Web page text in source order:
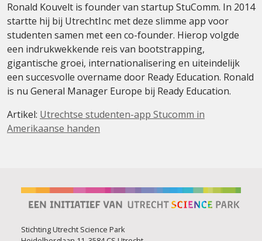
Ronald Kouvelt is founder van startup StuComm. In 2014
startte hij bij UtrechtInc met deze slimme app voor
studenten samen met een co-founder. Hierop volgde
een indrukwekkende reis van bootstrapping,
gigantische groei, internationalisering en uiteindelijk
een succesvolle overname door Ready Education. Ronald
is nu General Manager Europe bij Ready Education.
Artikel: Utrechtse studenten-app Stucomm in
Amerikaanse handen
Stichting Utrecht Science Park